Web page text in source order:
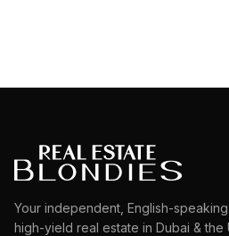
Your independent, English-
high-yield real estate in Dubai & the